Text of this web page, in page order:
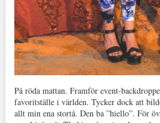
På röda mattan. Framför event-
favoritställe i världen. Tycker dock att
allt min ena stortå. Den ba ”hiello”. För